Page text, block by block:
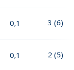
0,1 3 (6)
0,1 2 (5)